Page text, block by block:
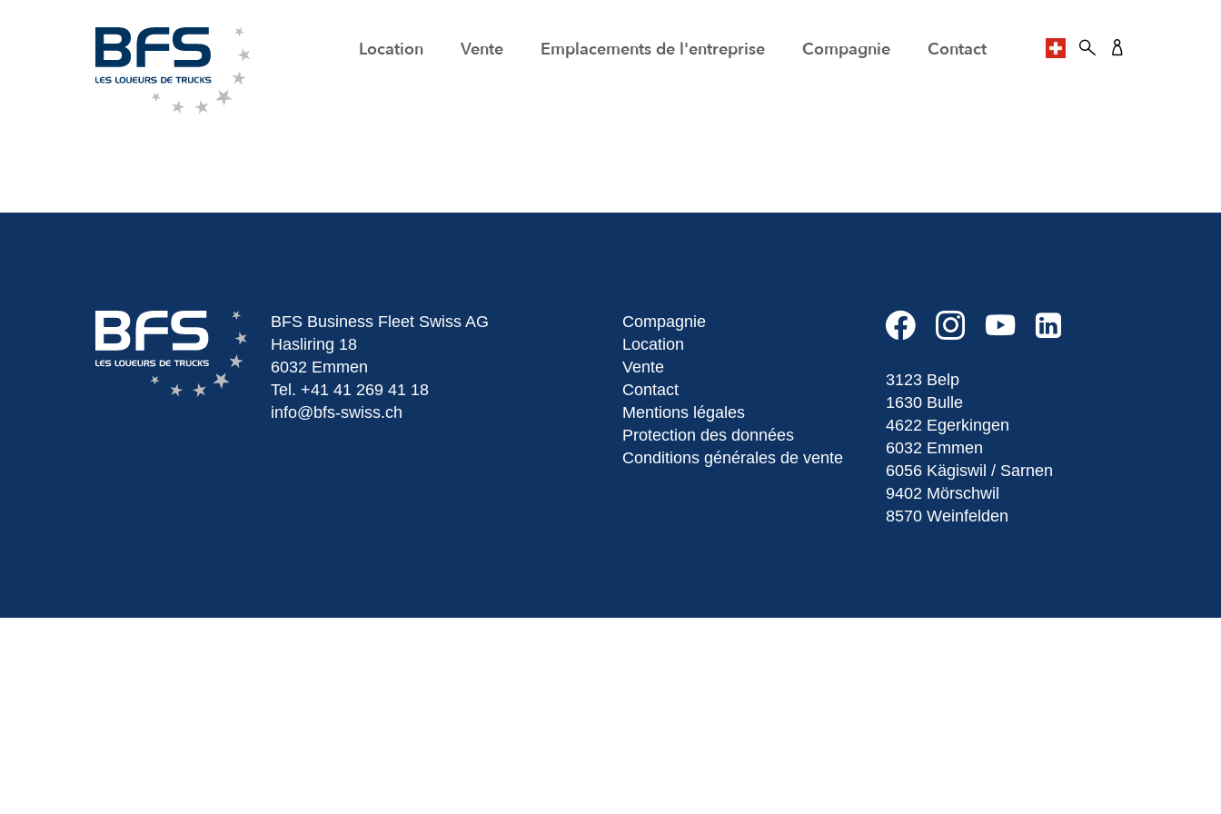
Location Vente Emplacements de l'entreprise Compagnie Contact
BFS Business Fleet Swiss AG
Hasliring 18
6032 Emmen
Tel.+41 41 269 41 18
info@bfs-swiss.ch
Compagnie
Location
Vente
Contact
Mentions légales
Protection des données
Conditions générales de vente
3123 Belp
1630 Bulle
4622 Egerkingen
6032 Emmen
6056 Kägiswil / Sarnen
9402 Mörschwil
8570 Weinfelden